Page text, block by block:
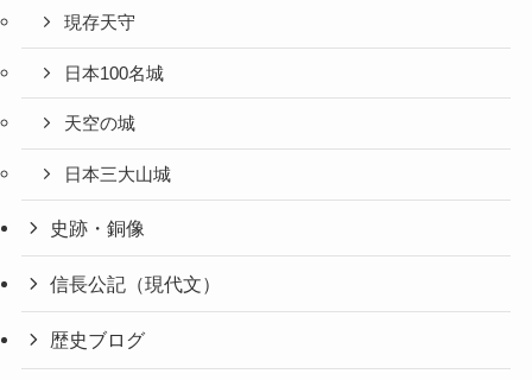
現存天守
日本100名城
天空の城
日本三大山城
史跡・銅像
信長公記（現代文）
歴史ブログ